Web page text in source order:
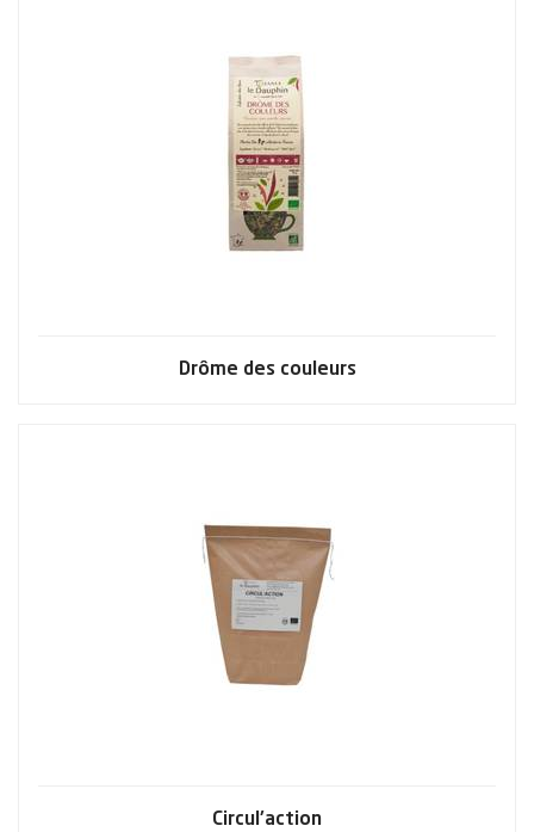
Drôme des couleurs
Circul'action